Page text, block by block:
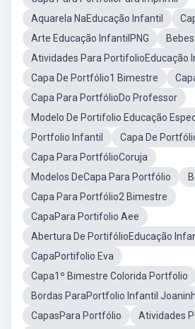
Aquarela NaEducação Infantil
Arte Educação InfantilPNG
Atividades Para PortifolioEducação
Capa De Portfólio1 Bimestre
Capa Para PortfólioDo Professor
Modelo De Portifolio Educação
Portfolio Infantil
Capa De
Capa Para PortfólioCoruja
Modelos DeCapa Para Portfólio
Capa Para Portfólio2 Bimestre
CapaPara Portifolio Aee
Abertura De PortifólioEducação
CapaPortifolio Eva
Capa1º Bimestre Colorida Portfolio
Bordas ParaPortfolio Infantil Joaninh
CapasPara Portfólio
Atividades